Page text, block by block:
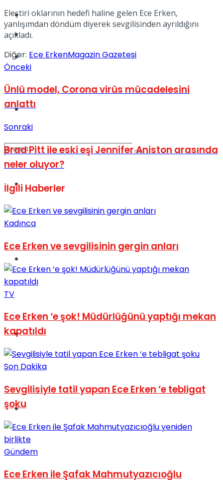
Kadınca
Dünya
Türkiye
Sinema
Tatil
Spor
Podcast
No Result
Eleştiri oklarının hedefi haline gelen Ece Erken,
yanlışımdan döndüm diyerek sevgilisinden ayrıldığını
açıkladı.
Diğer: Ece ErkenMagazin Gazetesi
Önceki
Ünlü model, Corona virüs mücadelesini
anlattı
Sonraki
Brad Pitt ile eski eşi Jennifer Aniston arasında
neler oluyor?
İlgili Haberler
Kadınca
Ece Erken ve sevgilisinin gergin anları
TV
Ece Erken ‘e şok! Müdürlüğünü yaptığı mekan
kapatıldı
Son Dakika
Sevgilisiyle tatil yapan Ece Erken ‘e tebligat
şoku
Gündem
Ece Erken ile Şafak Mahmutyazıcıoğlu